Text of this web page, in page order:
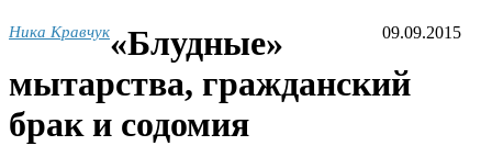
Ника Кравчук 09.09.2015
«Блудные»
мытарства, гражданский
брак и содомия